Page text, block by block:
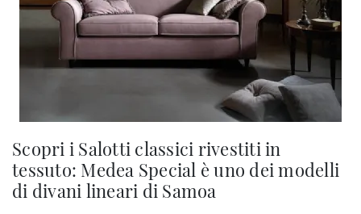
Scopri i Salotti classici rivestiti in
tessuto: Medea Special è uno dei modelli
di divani lineari di Samoa